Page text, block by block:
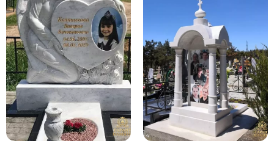
Памятники с лебедями
Памятники в форме волны
Хачкары
Памятники ростовые
Памятники в форме скалы
Памятник Родителям